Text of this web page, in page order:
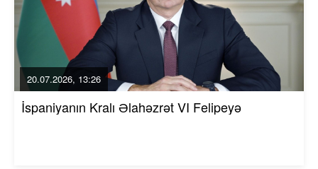
20.07.2026, 13:26
İspaniyanın Kralı Əlahəzrət VI Felipeyə